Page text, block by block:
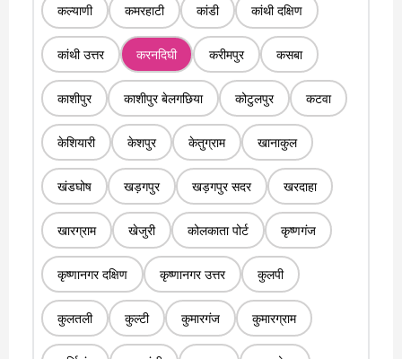
कल्याणी कमरहाटी कांडी कांथी दक्षिण
कांथी उत्तर करनदिघी करीमपुर कसबा
काशीपुर काशीपुर बेलगछिया कोटुलपुर कटवा
केशियारी केशपुर केतुग्राम खानाकुल
खंडघोष खड़गपुर खड़गपुर सदर खरदाहा
खारग्राम खेजुरी कोलकाता पोर्ट कृष्णगंज
कृष्णानगर दक्षिण कृष्णानगर उत्तर कुलपी
कुलतली कुल्टी कुमारगंज कुमारग्राम